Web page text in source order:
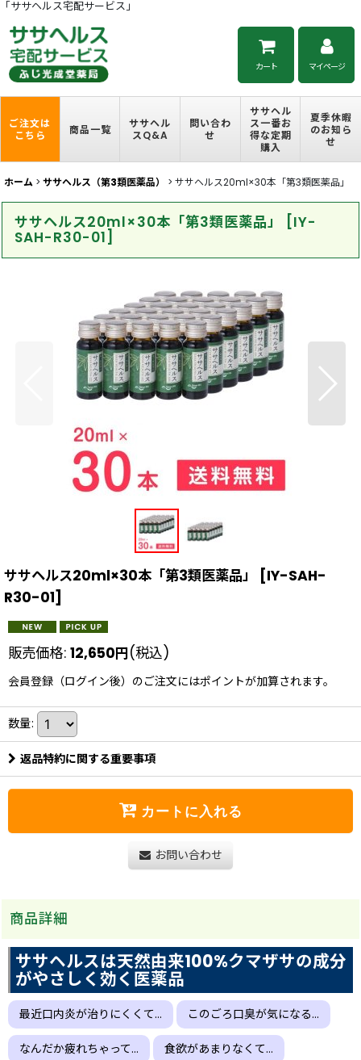
「ササヘルス宅配サービス」
カート マイページ
ご注文は
こちら
商品一覧
ササヘル
スQ&A
問い合わ
せ
ササヘル
ス一番お
得な定期
購入
夏季休暇
のお知ら
せ
ホーム > ササヘルス（第3類医薬品） > ササヘルス20ml×30本「第3類医薬品」
ササヘルス20ml×30本「第3類医薬品」 [IY-
SAH-R30-01]
ササヘルス20ml×30本「第3類医薬品」 [IY-SAH-
R30-01]
販売価格: 12,650円(税込)
会員登録（ログイン後）のご注文にはポイントが加算されます。
数量:
返品特約に関する重要事項
カートに入れる
お問い合わせ
商品詳細
ササヘルスは天然由来100%クマザサの成分
がやさしく効く医薬品
最近口内炎が治りにくくて… このごろ口臭が気になる…
なんだか疲れちゃって… 食欲があまりなくて…